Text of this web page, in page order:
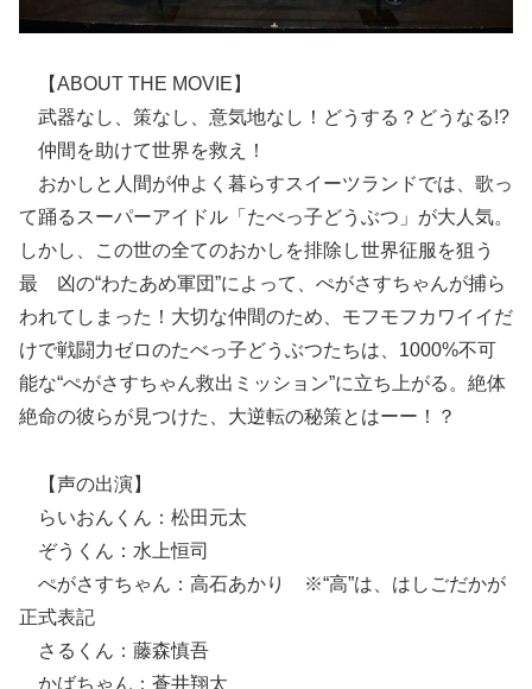
【ABOUT THE MOVIE】
武器なし、策なし、意気地なし！どうする？どうなる!?
仲間を助けて世界を救え！
おかしと人間が仲よく暮らすスイーツランドでは、歌っ
て踊るスーパーアイドル「たべっ子どうぶつ」が大人気。
しかし、この世の全てのおかしを排除し世界征服を狙う
最 凶の“わたあめ軍団”によって、ぺがさすちゃんが捕ら
われてしまった！大切な仲間のため、モフモフカワイイだ
けで戦闘力ゼロのたべっ子どうぶつたちは、1000%不可
能な“ぺがさすちゃん救出ミッション”に立ち上がる。絶体
絶命の彼らが見つけた、大逆転の秘策とはーー！？
【声の出演】
らいおんくん：松田元太
ぞうくん：水上恒司
ぺがさすちゃん：高石あかり ※“高”は、はしごだかが
正式表記
さるくん：藤森慎吾
かばちゃん：蒼井翔太